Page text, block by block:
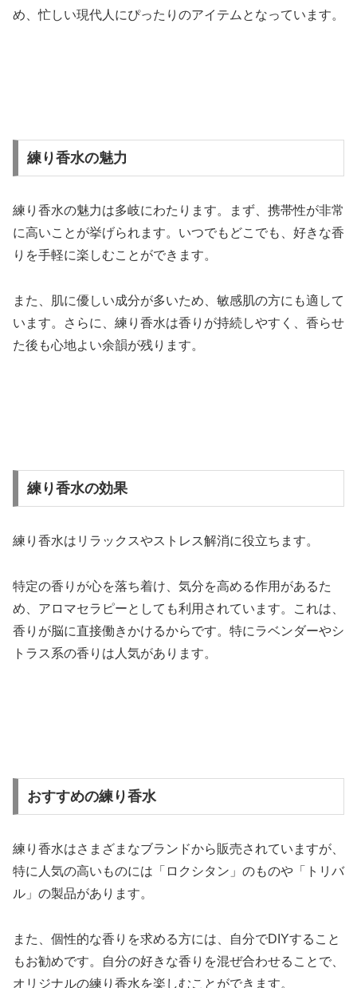
め、忙しい現代人にぴったりのアイテムとなっています。
練り香水の魅力
練り香水の魅力は多岐にわたります。まず、携帯性が非常
に高いことが挙げられます。いつでもどこでも、好きな香
りを手軽に楽しむことができます。
また、肌に優しい成分が多いため、敏感肌の方にも適して
います。さらに、練り香水は香りが持続しやすく、香らせ
た後も心地よい余韻が残ります。
練り香水の効果
練り香水はリラックスやストレス解消に役立ちます。
特定の香りが心を落ち着け、気分を高める作用があるた
め、アロマセラピーとしても利用されています。これは、
香りが脳に直接働きかけるからです。特にラベンダーやシ
トラス系の香りは人気があります。
おすすめの練り香水
練り香水はさまざまなブランドから販売されていますが、
特に人気の高いものには「ロクシタン」のものや「トリバ
ル」の製品があります。
また、個性的な香りを求める方には、自分でDIYすること
もお勧めです。自分の好きな香りを混ぜ合わせることで、
オリジナルの練り香水を楽しむことができます。